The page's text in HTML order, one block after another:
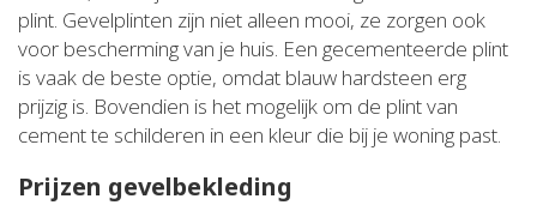
plint. Gevelplinten zijn niet alleen mooi, ze zorgen ook
voor bescherming van je huis. Een gecementeerde plint
is vaak de beste optie, omdat blauw hardsteen erg
prijzig is. Bovendien is het mogelijk om de plint van
cement te schilderen in een kleur die bij je woning past.
Prijzen gevelbekleding